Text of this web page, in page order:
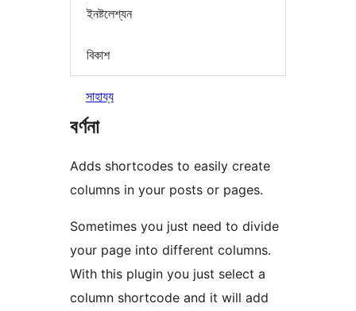
ইনষ্টলেশ্যন
বিকাশ
সাহায্য
বৰ্ণনা
Adds shortcodes to easily create
columns in your posts or pages.
Sometimes you just need to divide
your page into different columns.
With this plugin you just select a
column shortcode and it will add